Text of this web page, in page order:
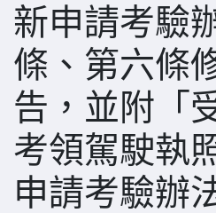
新申請考驗
條、第六條
告，並附「
考領駕駛執
申請考驗辦